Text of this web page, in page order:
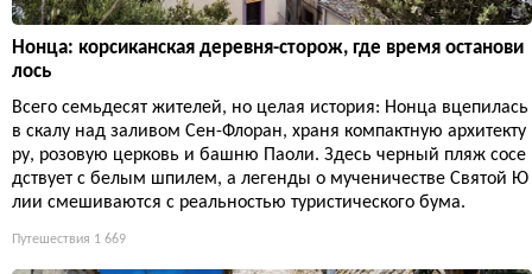
Нонца: корсиканская деревня-сторож, где время останови
лось
Всего семьдесят жителей, но целая история: Нонца вцепилась
в скалу над заливом Сен-Флоран, храня компактную архитекту
ру, розовую церковь и башню Паоли. Здесь черный пляж сосе
дствует с белым шпилем, а легенды о мученичестве Святой Ю
лии смешиваются с реальностью туристического бума.
Путешествия 1 669